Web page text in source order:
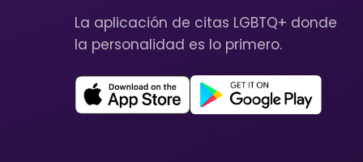
La aplicación de citas LGBTQ+ donde
la personalidad es lo primero.